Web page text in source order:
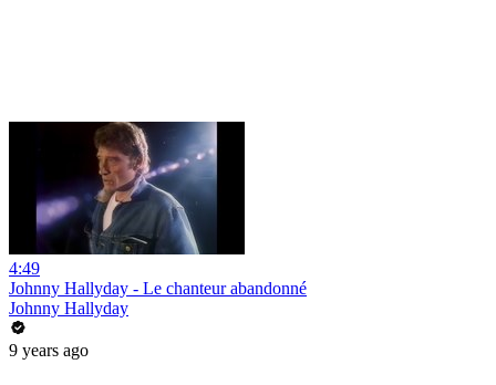
4:49
Johnny Hallyday - Le chanteur abandonné
Johnny Hallyday
9 years ago